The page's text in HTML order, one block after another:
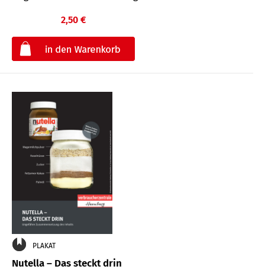
2,50 €
PLAKAT
Nutella – Das steckt drin